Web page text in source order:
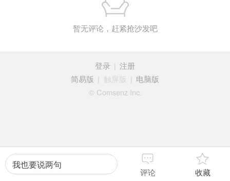
暂无评论，赶紧抢沙发吧
我也要说两句
评论 收藏
登录
注册
简易版
触屏版
电脑版
© Comsenz Inc.